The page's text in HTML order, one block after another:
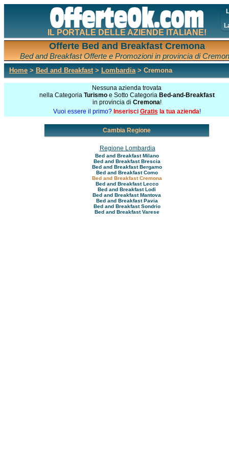
IL PORTALE DELLE AZIENDE ITALIANE!
Offerte Bed and Breakfast Cremona
Bed and Breakfast Offerte e Promozioni in provincia di
Home > Bed and Breakfast> Lombardia> Cremona
Nessuna azienda trovata
nella Categoria Turismoe Sotto Categoria Bed-and-Breakfast
in provincia di Cremona!
Vuoi essere il primo? Inserisci Gratis la tua azienda!
Cambia Regione
Regione Lombardia
Bed and Breakfast Milano
Bed and Breakfast Brescia
Bed and Breakfast Bergamo
Bed and Breakfast Como
Bed and Breakfast Cremona
Bed and Breakfast Lecco
Bed and Breakfast Lodi
Bed and Breakfast Mantova
Bed and Breakfast Pavia
Bed and Breakfast Sondrio
Bed and Breakfast Varese